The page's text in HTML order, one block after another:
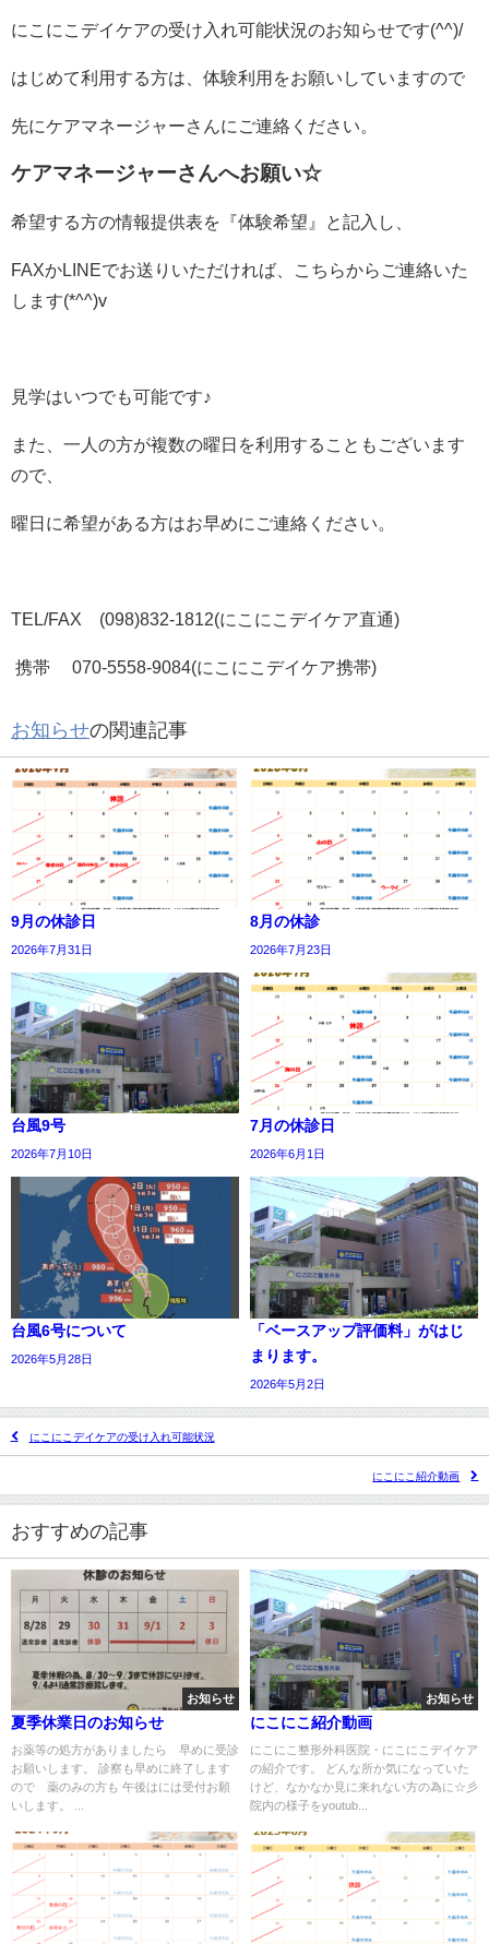
にこにこデイケアの受け入れ可能状況のお知らせです(^^)/
はじめて利用する方は、体験利用をお願いしていますので
先にケアマネージャーさんにご連絡ください。
ケアマネージャーさんへお願い☆
希望する方の情報提供表を『体験希望』と記入し、
FAXか LINEでお送りいただければ、こちらからご連絡いた
します(*^^)v
見学はいつでも可能です♪
また、一人の方が複数の曜日を利用することもございます
ので、
曜日に希望がある方はお早めにご連絡ください。
TEL/FAX (098)832-1812(にこにこデイケア直通)
携帯 070-5558-9084(にこにこデイケア携帯)
お知らせの関連記事
9月の休診日
2026年7月31日
8月の休診
2026年7月23日
台風9号
2026年7月10日
7月の休診日
2026年6月1日
台風6号について
2026年5月28日
「ベースアップ評価料」がはじ
まります。
2026年5月2日
にこにこデイケアの受け入れ可能状況
にこにこ紹介動画
おすすめの記事
お知らせ
夏季休業日のお知らせ
お薬等の処方がありましたら 早めに受診
お願いします。 診察も早めに終了します
ので 薬のみの方も 午後はには受付お願
いします。 ...
お知らせ
にこにこ紹介動画
にこにこ整形外科医院・にこにこデイケア
の紹介です。 どんな所か気になっていた
けど、なかなか見に来れない方の為に☆彡
院内の様子をyoutub...